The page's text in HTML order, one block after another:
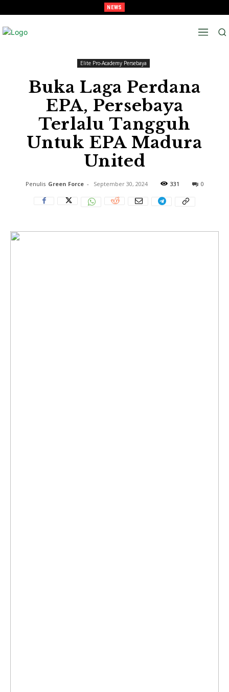
NEWS
Elite Pro-Academy Persebaya
Buka Laga Perdana
EPA, Persebaya
Terlalu Tangguh
Untuk EPA Madura
United
Penulis Green Force - September 30, 2024 331 0